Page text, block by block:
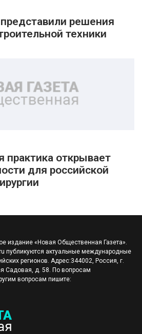
решения
техники
открывает
для российской
издание «Новая Общественная Газета».
публикуются актуальные международные
регионов. Адрес:344002, Россия, г.
Садовая, д. 58. По вопросам
вопросам пишите: